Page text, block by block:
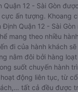
Quận 12 - Sài Gòn
ấn tượng. Khoang
Định Quận 12 - Sài
mang theo nhiều
đi của hành khách
nằm đôi bởi hàng
suốt chuyến hành
động liên tục, từ
tất cả đều được